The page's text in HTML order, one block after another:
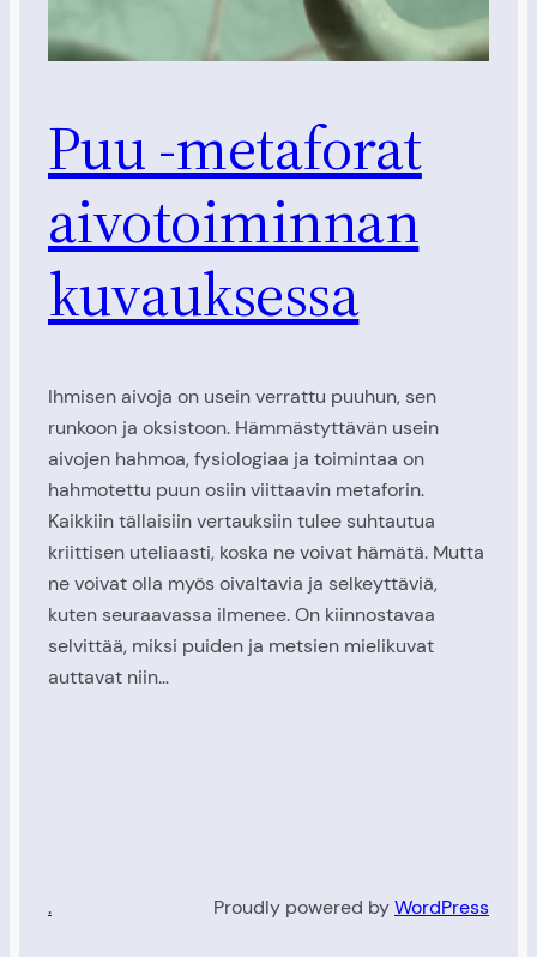
Puu -metaforat
aivotoiminnan
kuvauksessa
Ihmisen aivoja on usein verrattu puuhun, sen
runkoon ja oksistoon. Hämmästyttävän usein
aivojen hahmoa, fysiologiaa ja toimintaa on
hahmotettu puun osiin viittaavin metaforin.
Kaikkiin tällaisiin vertauksiin tulee suhtautua
kriittisen uteliaasti, koska ne voivat hämätä. Mutta
ne voivat olla myös oivaltavia ja selkeyttäviä,
kuten seuraavassa ilmenee. On kiinnostavaa
selvittää, miksi puiden ja metsien mielikuvat
auttavat niin…
. Proudly powered byWordPress